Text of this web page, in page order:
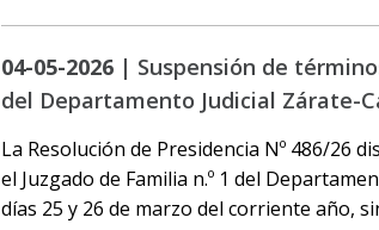
04-05-2026 | Suspensión de
del Departamento Judicial Zárate-
La Resolución de Presidencia Nº 486/26
el Juzgado de Familia n.º 1 del
días 25 y 26 de marzo del corriente año,